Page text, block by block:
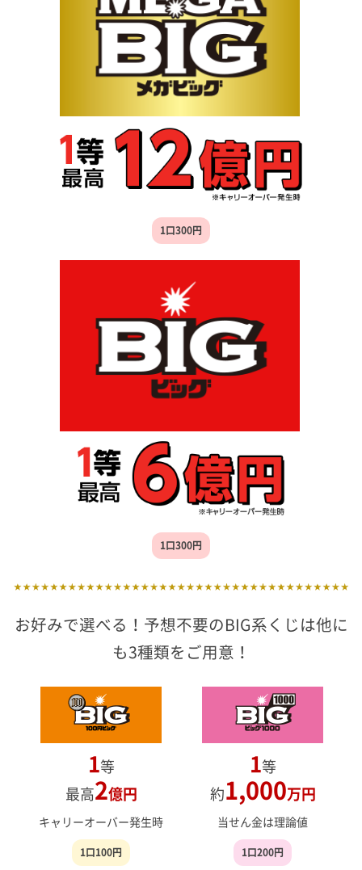
1口300円
1口300円
お好みで選べる！予想不要のBIG系くじは他に
も3種類をご用意！
1等
最高2億円
キャリーオーバー発生時
1口100円
1等
約1,000万円
当せん金は理論値
1口200円